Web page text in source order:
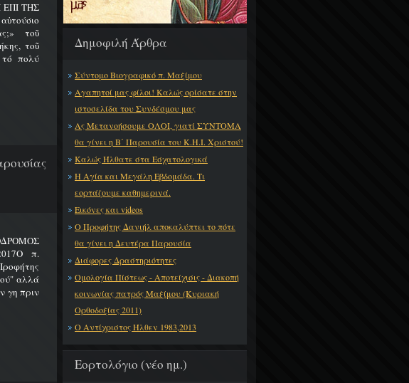
Δημοφιλή Άρθρα
Σύντομο Βιογραφικό π. Μαξίμου
Αγαπητοί μας φίλοι! Καλώς ορίσατε στην
ιστοσελίδα του Συνδέσμου μας
Ας Μετανοήσουμε ΟΛΟΙ, γιατί ΣΥΝΤΟΜΑ
θα γίνει η Β΄ Παρουσία του Κ.Η.Ι. Χριστού!
Καλώς Ήλθατε στα Εσχατολογικά
Η Αγία και Μεγάλη Εβδομάδα. Τι
εορτάζουμε καθημερινά.
Εικόνες και videos
Ο Προφήτης Δανιήλ αποκαλύπτει το πότε
θα γίνει η Δευτέρα Παρουσία
Διάφορες Δραστηριότητες
Ομολογία Πίστεως - Αποτείχισις - Διακοπή
κοινωνίας πατρός Μαξίμου (Κυριακή
Ορθοδοξίας 2011)
Ο Αντίχριστος Ήλθεν 1983,2013
Εορτολόγιο (νέο ημ.)
ΤΗΣ
τοῦ
τοῦ
τό πολύ
π.
αλλά
γη πριν